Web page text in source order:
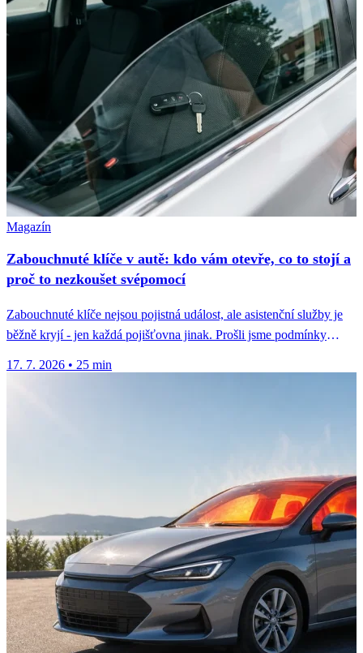
Magazín
Zabouchnuté klíče v autě: kdo vám otevře, co to stojí a
proč to nezkoušet svépomocí
Zabouchnuté klíče nejsou pojistná událost, ale asistenční služby je
běžně kryjí - jen každá pojišťovna jinak. Prošli jsme podmínky
17. 7. 2026 • 25 min